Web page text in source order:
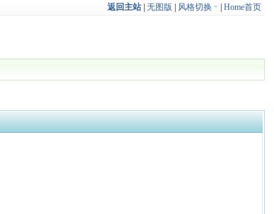
返回主站| 无图版 风格切换 Home首页